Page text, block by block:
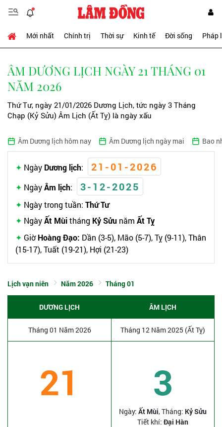
Mới nhất Chính trị Thời sự Kinh tế Đời sống Pháp
ÂM DƯƠNG LỊCH NGÀY 21 THÁNG 01
NĂM 2026
Thứ Tư, ngày 21/01/2026 Dương Lịch, tức ngày 3 Tháng
Chạp (Kỷ Sửu) Âm Lịch (Ất Tỵ) là ngày xấu
Âm Dương lịch hôm nay Âm Dương lịch ngày mai Bao
Ngày Dương lịch: 21-01-2026
NgàyÂm lịch: 3-12-2025
Ngày trong tuần: Thứ Tư
NgàyẤt Mùitháng Kỷ Sửu năm Ất Tỵ
GiờHoàng Đạo: Dần (3-5), Mão (5-7), Tỵ (9-11), Thân
(15-17), Tuất (19-21), Hợi (21-23)
Lịch vạn niên Năm 2026 Tháng 01
DƯƠNG LỊCH ÂM LỊCH
Tháng 01 Năm 2026 Tháng 12 Năm 2025 (Ất Tỵ)
21 3
Ngày: Ất Mùi, Tháng: Kỷ Sửu
Tiết khí: Đại Hàn